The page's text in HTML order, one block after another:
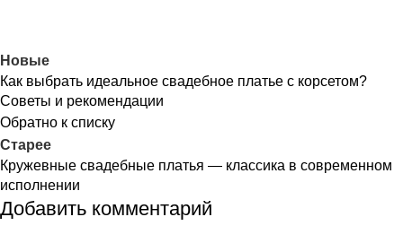
Новые
Как выбрать идеальное свадебное платье с корсетом?
Советы и рекомендации
Обратно к списку
Старее
Кружевные свадебные платья — классика в современном
исполнении
Добавить комментарий